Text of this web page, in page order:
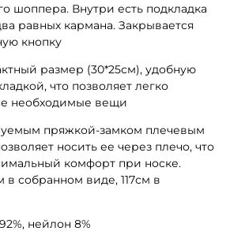
шоппера. Внутри есть подкладка
равных кармана. Закрывается
кнопку
размер (30*25см), удобную
что позволяет легко
необходимые вещи
пряжкой-замком плечевым
носить ее через плечо, что
комфорт при носке.
в собранном виде, 117см в
нейлон 8%